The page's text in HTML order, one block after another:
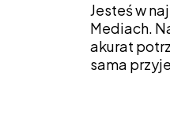
Jesteś w
Mediach.
akurat
sama